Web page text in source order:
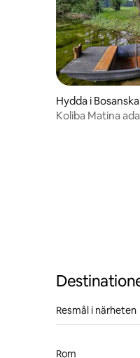
Hydda i
Koliba Matina ada
Resmål i närheten
Rom